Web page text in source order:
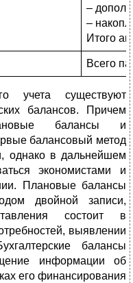
–
–
Итого
Всего
учета существуют
балансов. Причем
балансы и
балансовый метод
однако в дальнейшем
экономистами и
Плановые балансы
двойной записи,
состоит в
выявлении
балансы
информации об
его финансирования